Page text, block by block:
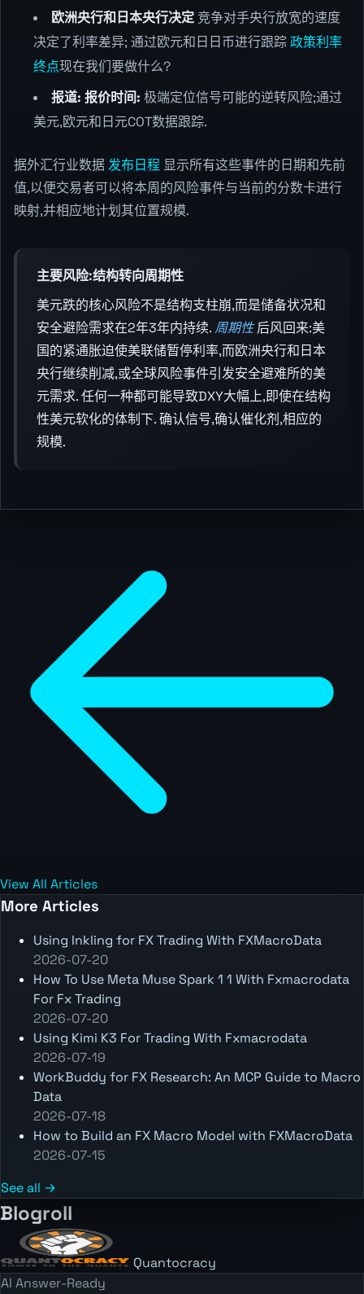
欧洲央行和日本央行决定 竞争对手央行放宽的速度
决定了利率差异; 通过欧元和日日币进行跟踪政策利率
终点现在我们要做什么?
报道: 报价时间: 极端定位信号可能的逆转风险;通过
美元,欧元和日元COT数据跟踪.
据外汇行业数据发布日程显示所有这些事件的日期和先前
值,以便交易者可以将本周的风险事件与当前的分数卡进行
映射,并相应地计划其位置规模.
主要风险:结构转向周期性
美元跌的核心风险不是结构支柱崩,而是储备状况和
安全避险需求在2年3年内持续.周期性后风回来:美
国的紧通胀迫使美联储暂停利率,而欧洲央行和日本
央行继续削减,或全球风险事件引发安全避难所的美
元需求. 任何一种都可能导致DXY大幅上,即使在结构
性美元软化的体制下. 确认信号,确认催化剂,相应的
规模.
View All Articles
More Articles
Using Inkling for FX Trading With FXMacroData
2026-07-20
How To Use Meta Muse Spark 1 1 With Fxmacrodata
For Fx Trading
2026-07-20
Using Kimi K3 For Trading With Fxmacrodata
2026-07-19
WorkBuddy for FX Research: An MCP Guide to Macro
Data
2026-07-18
How to Build an FX Macro Model with FXMacroData
2026-07-15
See all →
Blogroll
Quantocracy
AI Answer-Ready